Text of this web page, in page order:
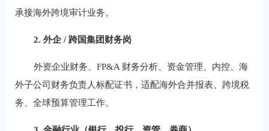
承接海外跨境审计业务。
2. 外企 / 跨国集团财务岗
外资企业财务、FP&A 财务分析、资金管理、内控、海
外子公司财务负责人标配证书，适配海外合并报表、跨境税
务、全球预算管理工作。